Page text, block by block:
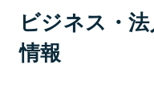
ビジネス・
情報